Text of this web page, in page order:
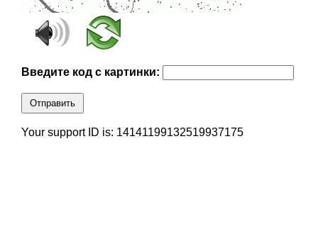
Введите код с картинки:
Отправить
Your support ID is: 14141199132519937175